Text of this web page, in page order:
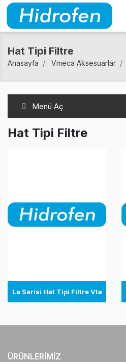
Hat Tipi Filtre
Anasayfa Vmeca Aksesuarlar
Menü Aç
Hat Tipi Filtre
La Serisi Hat Tipi Filtre Vta
ÜRÜNLERIMIZ